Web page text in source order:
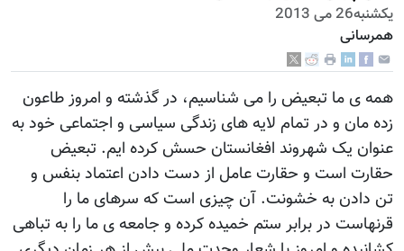
يكشنبه26 می 2013
همرسانی
همه ی ما تبعیض را می شناسیم، در گذشته و امروز طاعون
زده مان و در تمام لایه های زندگی سیاسی و اجتماعی خود به
عنوان یک شهروند افغانستان حسش کرده ایم. تبعیض
حقارت است و حقارت عامل از دست دادن اعتماد بنفس و
تن دادن به خشونت. آن چیزی است که سرهای ما را
قرنهاست در برابر ستم خمیده کرده و جامعه ی ما را به تباهی